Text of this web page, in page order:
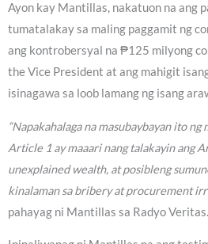
Ayon kay Mantillas, nakatuon na ang
tumatalakay sa maling paggamit ng
ang kontrobersyal na ₱125 milyong
the Vice President at ang mahigit
isinagawa sa loob lamang ng isang
“Napakahalaga na masubaybayan ito ng
Article 1 ay maaari nang talakayin ang
unexplained wealth, at posibleng
kinalaman sa bribery at procurement
pahayag ni Mantillas sa Radyo Veritas.